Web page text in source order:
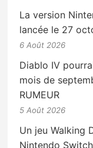
La version
lancée le 27
6 Août 2026
Diablo IV
mois de
RUMEUR
5 Août 2026
Un jeu Walking
Nintendo